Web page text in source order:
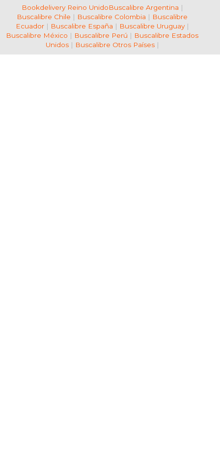
Bookdelivery Reino UnidoBuscalibre Argentina |
Buscalibre Chile | Buscalibre Colombia | Buscalibre
Ecuador| Buscalibre España | Buscalibre Uruguay|
Buscalibre México | Buscalibre Perú | Buscalibre Estados
Unidos| Buscalibre Otros Países|